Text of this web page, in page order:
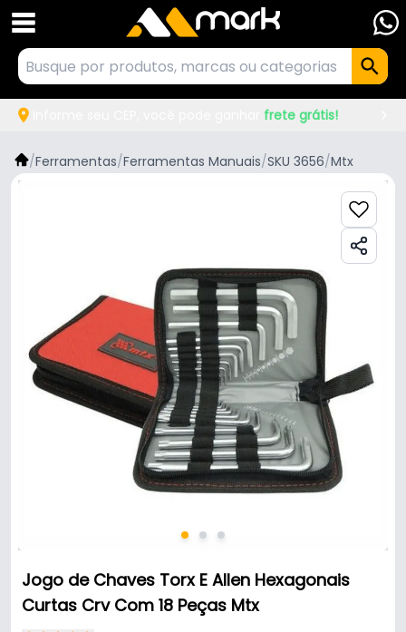
frete grátis!
/Ferramentas/Ferramentas Manuais/SKU 3656/Mtx
Jogo de Chaves Torx E Allen Hexagonais
Curtas Crv Com 18 Peças Mtx